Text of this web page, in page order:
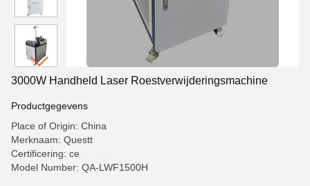
3000W Handheld Laser Roestverwijderingsmachine
Productgegevens
Place of Origin: China
Merknaam: Questt
Certificering: ce
Model Number: QA-LWF1500H